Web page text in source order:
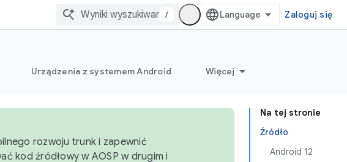
/ Zaloguj się
Urządzenia z systemem Android Więcej
Na tej stronie
Źródło
Android 12
rozwoju trunk i zapewnić
kod źródłowy w AOSP w drugim i